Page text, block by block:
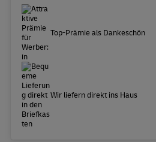
Top-Prämie als Dankeschön
Wir liefern direkt ins Haus